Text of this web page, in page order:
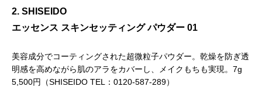
2. SHISEIDO
エッセンス スキンセッティング パウダー 01
美容成分でコーティングされた超微粒子パウダー。乾燥を防ぎ透
明感を高めながら肌のアラをカバーし、メイクもちも実現。7g
5,500円（SHISEIDO TEL：0120-587-289）